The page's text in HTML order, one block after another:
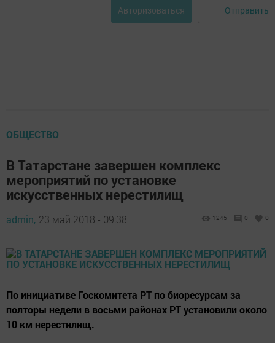
Авторизоваться Отправить
ОБЩЕСТВО
В Татарстане завершен комплекс
мероприятий по установке
искусственных нерестилищ
admin, 23 май 2018 - 09:38 1245 0 0
По инициативе Госкомитета РТ по биоресурсам за
полторы недели в восьми районах РТ установили около
10 км нерестилищ.